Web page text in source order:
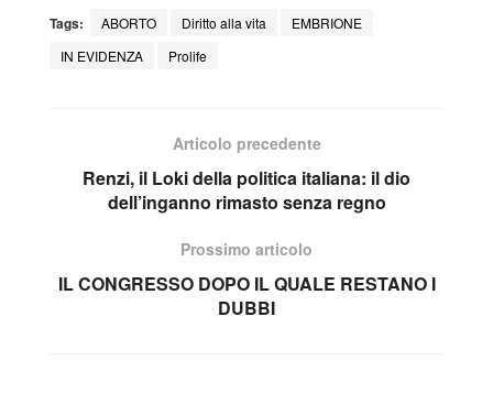
Tags: ABORTO Diritto alla vita
EMBRIONE
IN EVIDENZA
Prolife
Articolo precedente
Renzi, il Loki della politica italiana: il dio
dell’inganno rimasto senza regno
Prossimo articolo
IL CONGRESSO DOPO IL QUALE RESTANO I
DUBBI